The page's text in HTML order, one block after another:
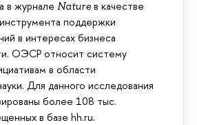
в журнале Nature в качестве
поддержки
в интересах бизнеса
ОЭСР относит систему
в области
Для данного исследования
более 108 тыс.
в базе hh.ru.